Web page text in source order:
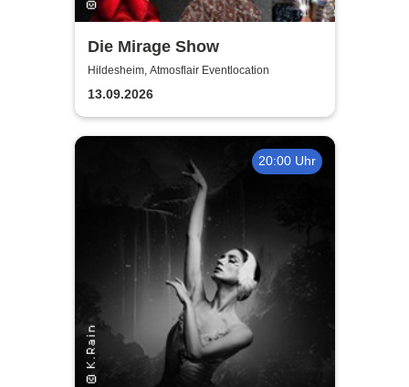
Die Mirage Show
Hildesheim, Atmosflair Eventlocation
13.09.2026
20:00 Uhr